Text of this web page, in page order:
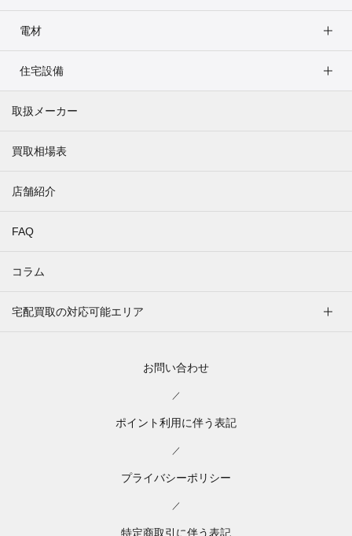
電材
住宅設備
取扱メーカー
買取相場表
店舗紹介
FAQ
コラム
宅配買取の対応可能エリア
お問い合わせ
／
ポイント利用に伴う表記
／
プライバシーポリシー
／
特定商取引に伴う表記